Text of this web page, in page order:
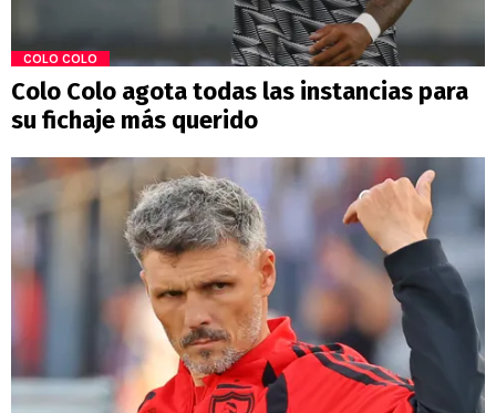
COLO COLO
Colo Colo agota todas las instancias para
su fichaje más querido